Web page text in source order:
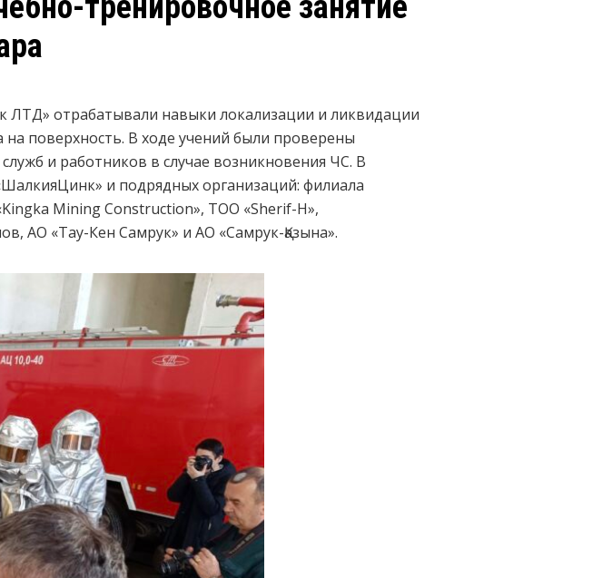
отрабатывали навыки локализации и ликвидации
поверхность. В ходе учений были проверены
и работников в случае возникновения ЧС. В
и подрядных организаций: филиала
Mining Construction», ТОО «Sherif-H»,
АО «Тау-Кен Самрук» и АО «Самрук-Қазына».